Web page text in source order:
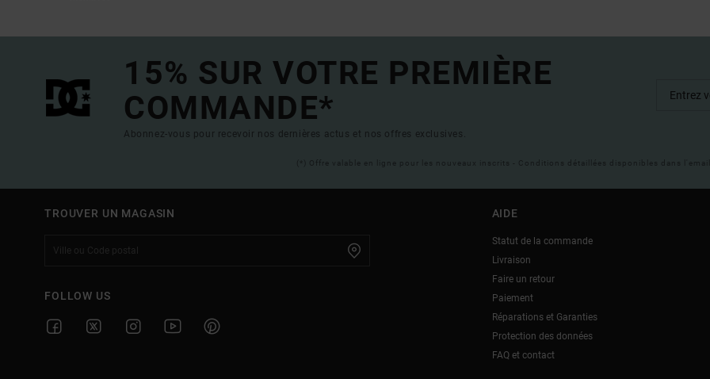
15% SUR VOTRE PREMIÈRE
COMMANDE*
Abonnez-vous pour recevoir nos dernières actus et nos offres exclusives.
(*) Offre valable en ligne pour les nouveaux inscrits - Conditions détaillées disponibles dans
TROUVER UN MAGASIN
FOLLOW US
AIDE
Statut de la commande
Livraison
Faire un retour
Paiement
Réparations et Garanties
Protection des données
FAQ et contact